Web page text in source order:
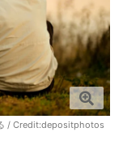
/ Credit:depositphotos